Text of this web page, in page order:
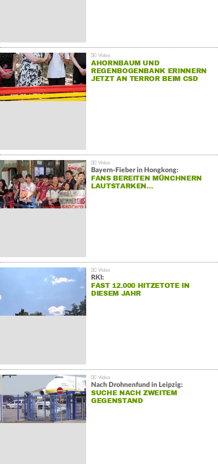
AHORNBAUM UND
REGENBOGENBANK ERINNERN
JETZT AN TERROR BEIM CSD
Bayern-Fieber in Hongkong:
FANS BEREITEN MÜNCHNERN
LAUTSTARKEN…
RKI:
FAST 12.000 HITZETOTE IN
DIESEM JAHR
Nach Drohnenfund in Leipzig:
SUCHE NACH ZWEITEM
GEGENSTAND